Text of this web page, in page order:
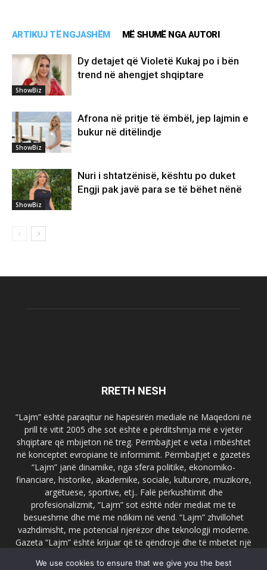
ARTIKUJ TË NGJASHËM MË SHUMË NGA AUTORI
ShowBiz
Dy detajet që Violetë Kukaj po i bën
trend në ahengjet shqiptare
ShowBiz
Afrona në pritje të ëmbël, jep lajmin e
bukur në ditëlindje
ShowBiz
Nuri i shtatzënisë, kështu po duket
Engji pak javë para se të bëhet nënë
RRETH NESH
“Lajm” është paraqitur në hapësirën mediale në Maqedoni në
prill të vitit 2005 dhe sot është e përditshmja më e vjetër
shqiptare që mbijeton në treg. Përmbajtjet e veta i mbështet
në konceptet evropiane të informimit. Përmbajtjet e gazetës
“Lajm” janë dinamike, nga sfera politike, ekonomiko-
financiare, historike, akademike, sociale, kulturore, muzikore,
argëtuese, sportive, etj.. Falë përkushtimit dhe
profesionalizmit, “Lajm” sot është ndër mediat më të
besueshme dhe më me ndikim në vend. “Lajm” zhvillohet
vazhdimisht, me potencial njerëzor dhe teknologji moderne.
Gazeta “Lajm” është krijuar që të qëndrojë dhe të mbetet një
faqja zyrtare e gazetës “Lajm”, www.lajmpress.org është një
We use cookies to ensure that we give you the best